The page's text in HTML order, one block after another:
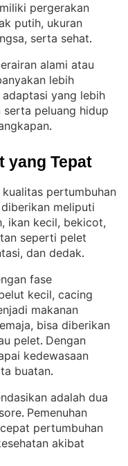
pergerakan
putih, ukuran
serta sehat.
alami atau
lebih
yang lebih
peluang hidup
.
yang Tepat
pertumbuhan
meliputi
ikan kecil, bekicot,
seperti pelet
dan dedak.
fase
kecil, cacing
makanan
bisa diberikan
pelet. Dengan
kedewasaan
buatan.
adalah dua
. Pemenuhan
pertumbuhan
akibat